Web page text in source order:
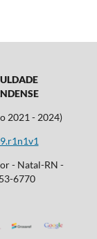
2021 - 2024)
- Natal-RN -
6770